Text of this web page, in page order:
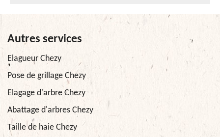
Autres services
Elagueur Chezy
Pose de grillage Chezy
Elagage d'arbre Chezy
Abattage d'arbres Chezy
Taille de haie Chezy